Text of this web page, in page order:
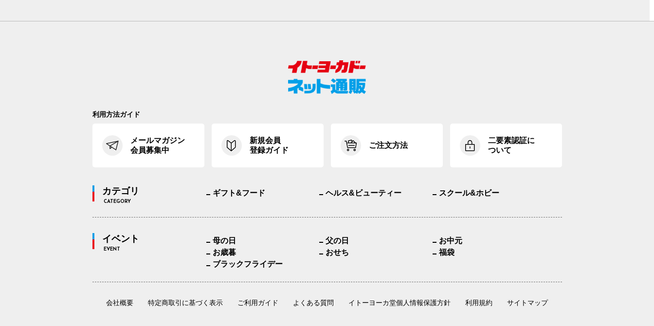
利用方法ガイド
メールマガジン
会員募集中
新規会員
登録ガイド
ご注文方法
二要素認証に
ついて
カテゴリ
CATEGORY
ギフト&フード ヘルス&ビューティー スクール&ホビー
イベント
EVENT
母の日 父の日
お中元
お歳暮
おせち
福袋
ブラックフライデー
会社概要 特定商取引に基づく表示 ご利用ガイド よくある質問 イトーヨーカ堂個人情報保護方針 利用規約 サイトマップ